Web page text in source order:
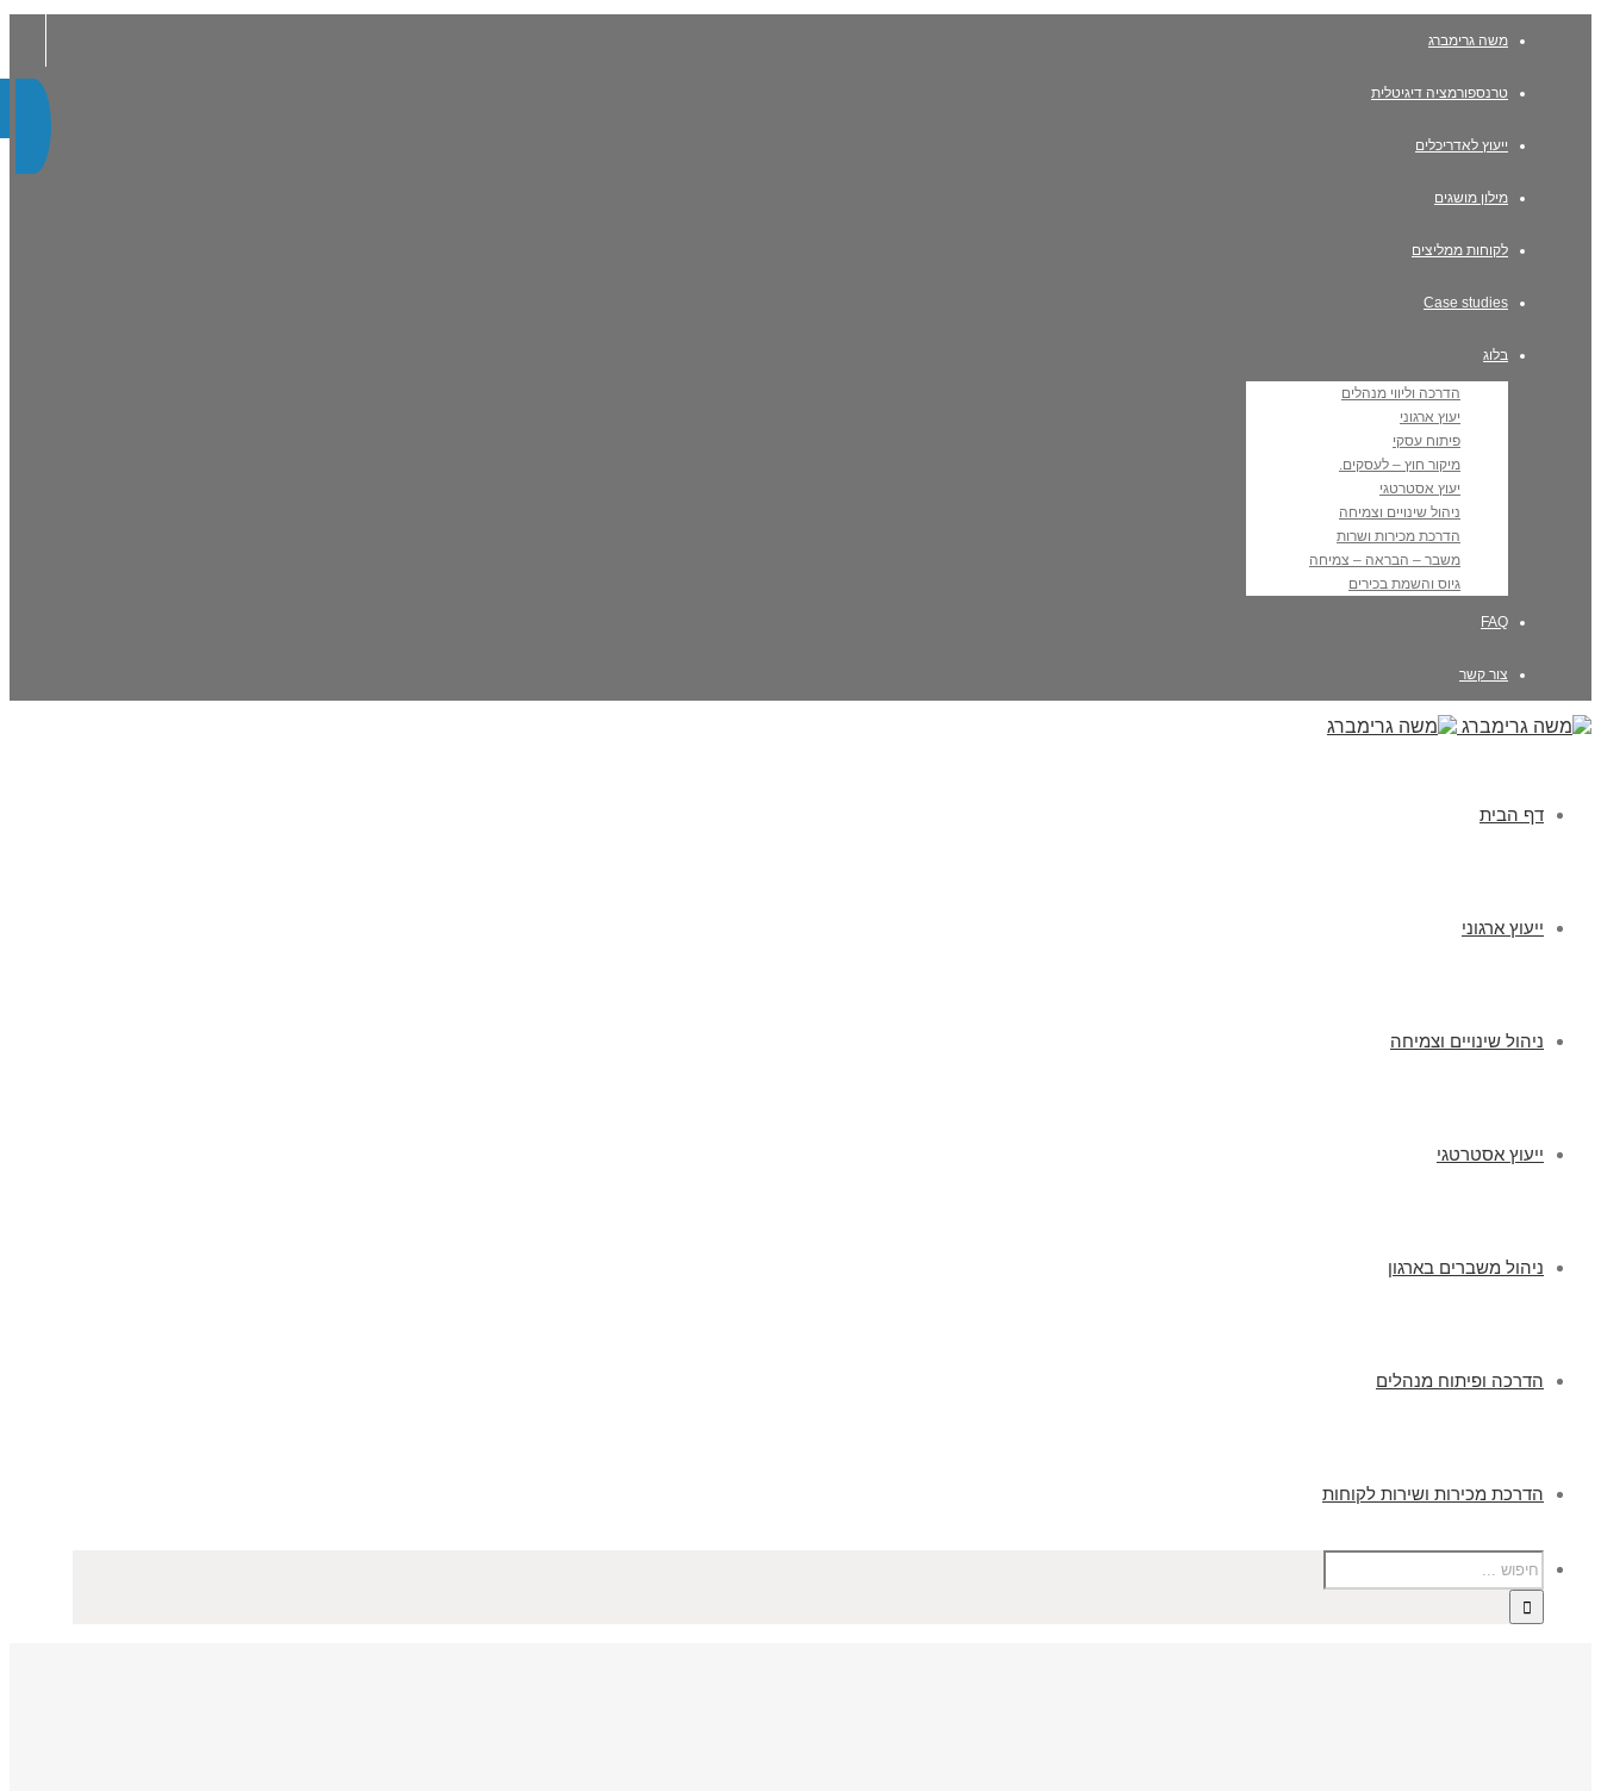
משה גרימברג
טרנספורמציה דיגיטלית
ייעוץ לאדריכלים
מילון מושגים
לקוחות ממליצים
Case studies
בלוג
הדרכה וליווי מנהלים
יעוץ ארגוני
פיתוח עסקי
מיקור חוץ – לעסקים.
יעוץ אסטרטגי
ניהול שינויים וצמיחה
הדרכת מכירות ושרות
משבר – הבראה – צמיחה
גיוס והשמת בכירים
FAQ
צור קשר
דף הבית
ייעוץ ארגוני
ניהול שינויים וצמיחה
ייעוץ אסטרטגי
ניהול משברים בארגון
הדרכה ופיתוח מנהלים
הדרכת מכירות ושירות לקוחות